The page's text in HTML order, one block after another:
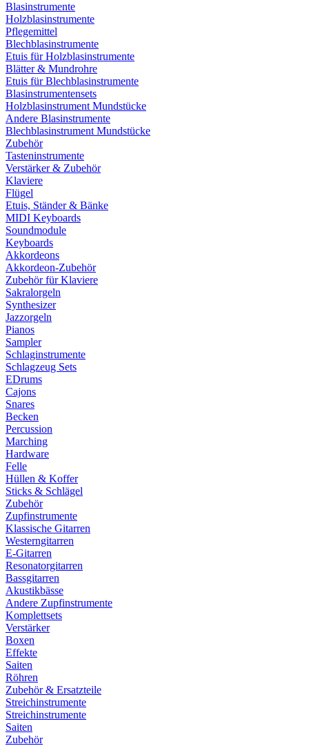
Blasinstrumente
Holzblasinstrumente
Pflegemittel
Blechblasinstrumente
Etuis für Holzblasinstrumente
Blätter & Mundrohre
Etuis für Blechblasinstrumente
Blasinstrumentensets
Holzblasinstrument Mundstücke
Andere Blasinstrumente
Blechblasinstrument Mundstücke
Zubehör
Tasteninstrumente
Verstärker & Zubehör
Klaviere
Flügel
Etuis, Ständer & Bänke
MIDI Keyboards
Soundmodule
Keyboards
Akkordeons
Akkordeon-Zubehör
Zubehör für Klaviere
Sakralorgeln
Synthesizer
Jazzorgeln
Pianos
Sampler
Schlaginstrumente
Schlagzeug Sets
EDrums
Cajons
Snares
Becken
Percussion
Marching
Hardware
Felle
Hüllen & Koffer
Sticks & Schlägel
Zubehör
Zupfinstrumente
Klassische Gitarren
Westerngitarren
E-Gitarren
Resonatorgitarren
Bassgitarren
Akustikbässe
Andere Zupfinstrumente
Komplettsets
Verstärker
Boxen
Effekte
Saiten
Röhren
Zubehör & Ersatzteile
Streichinstrumente
Streichinstrumente
Saiten
Zubehör